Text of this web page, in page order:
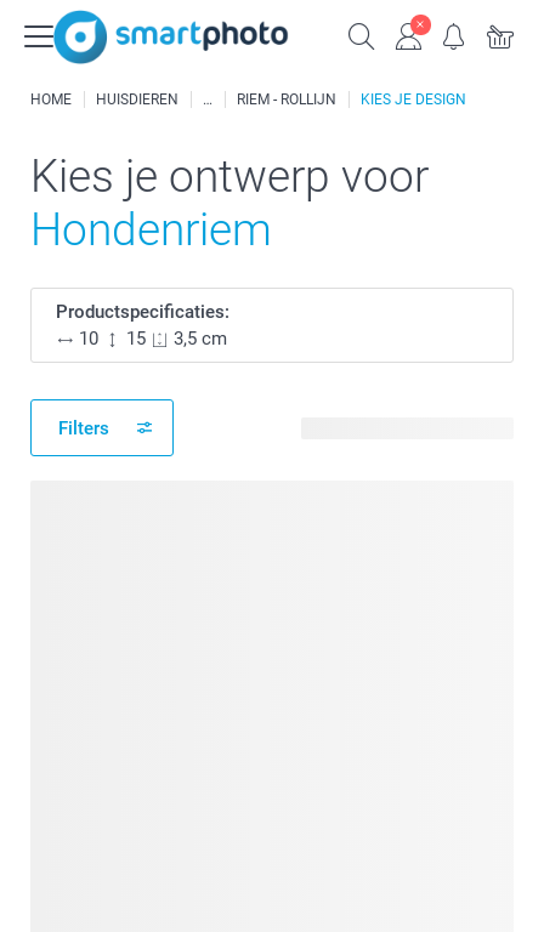
HOME HUISDIEREN RIEM - ROLLIJN KIES JE DESIGN
Kies je ontwerp voor
Hondenriem
Productspecificaties:
10
15 3,5 cm
Filters